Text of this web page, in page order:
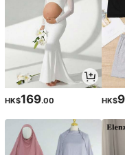
HK$169.00 HK$